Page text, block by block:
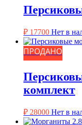
₽ 17700 Нет в
ПРОДАНО
комплект
₽ 28000 Нет в